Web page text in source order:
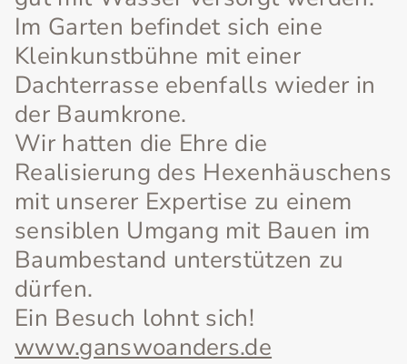
Im Garten befindet sich eine
Kleinkunstbühne mit einer
Dachterrasse ebenfalls wieder in
der Baumkrone.
Wir hatten die Ehre die
Realisierung des Hexenhäuschens
mit unserer Expertise zu einem
sensiblen Umgang mit Bauen im
Baumbestand unterstützen zu
dürfen.
Ein Besuch lohnt sich!
www.ganswoanders.de